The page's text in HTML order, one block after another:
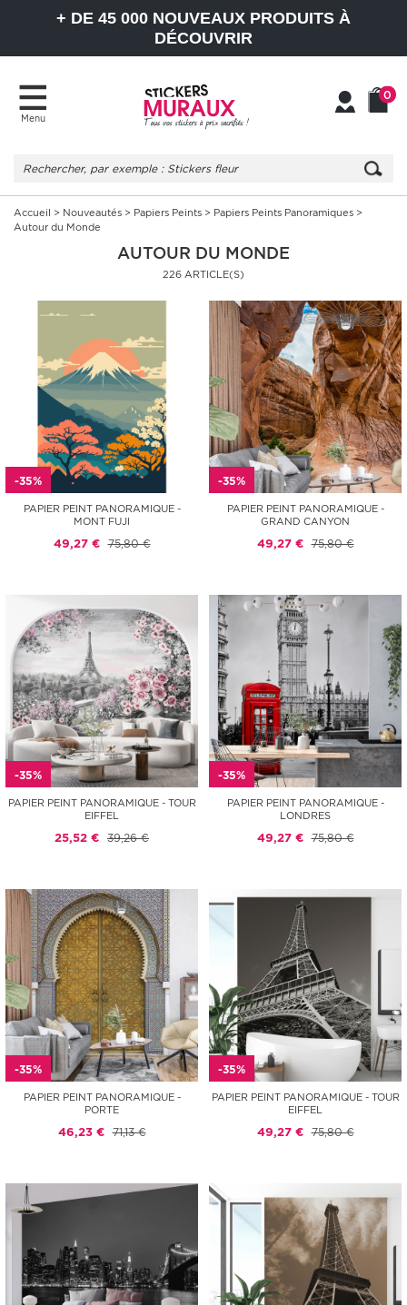
+ DE 45 000 NOUVEAUX PRODUITS À
DÉCOUVRIR
Menu
0
Accueil > Nouveautés > Papiers Peints > Papiers Peints Panoramiques >
Autour du Monde
AUTOUR DU MONDE
226 ARTICLE(S)
-35%
PAPIER PEINT PANORAMIQUE -
MONT FUJI
49,27 € 75,80 €
-35%
PAPIER PEINT PANORAMIQUE -
GRAND CANYON
49,27 € 75,80 €
-35%
PAPIER PEINT PANORAMIQUE - TOUR
EIFFEL
25,52 € 39,26 €
-35%
PAPIER PEINT PANORAMIQUE -
LONDRES
49,27 € 75,80 €
-35%
PAPIER PEINT PANORAMIQUE -
PORTE
46,23 € 71,13 €
-35%
PAPIER PEINT PANORAMIQUE - TOUR
EIFFEL
49,27 € 75,80 €